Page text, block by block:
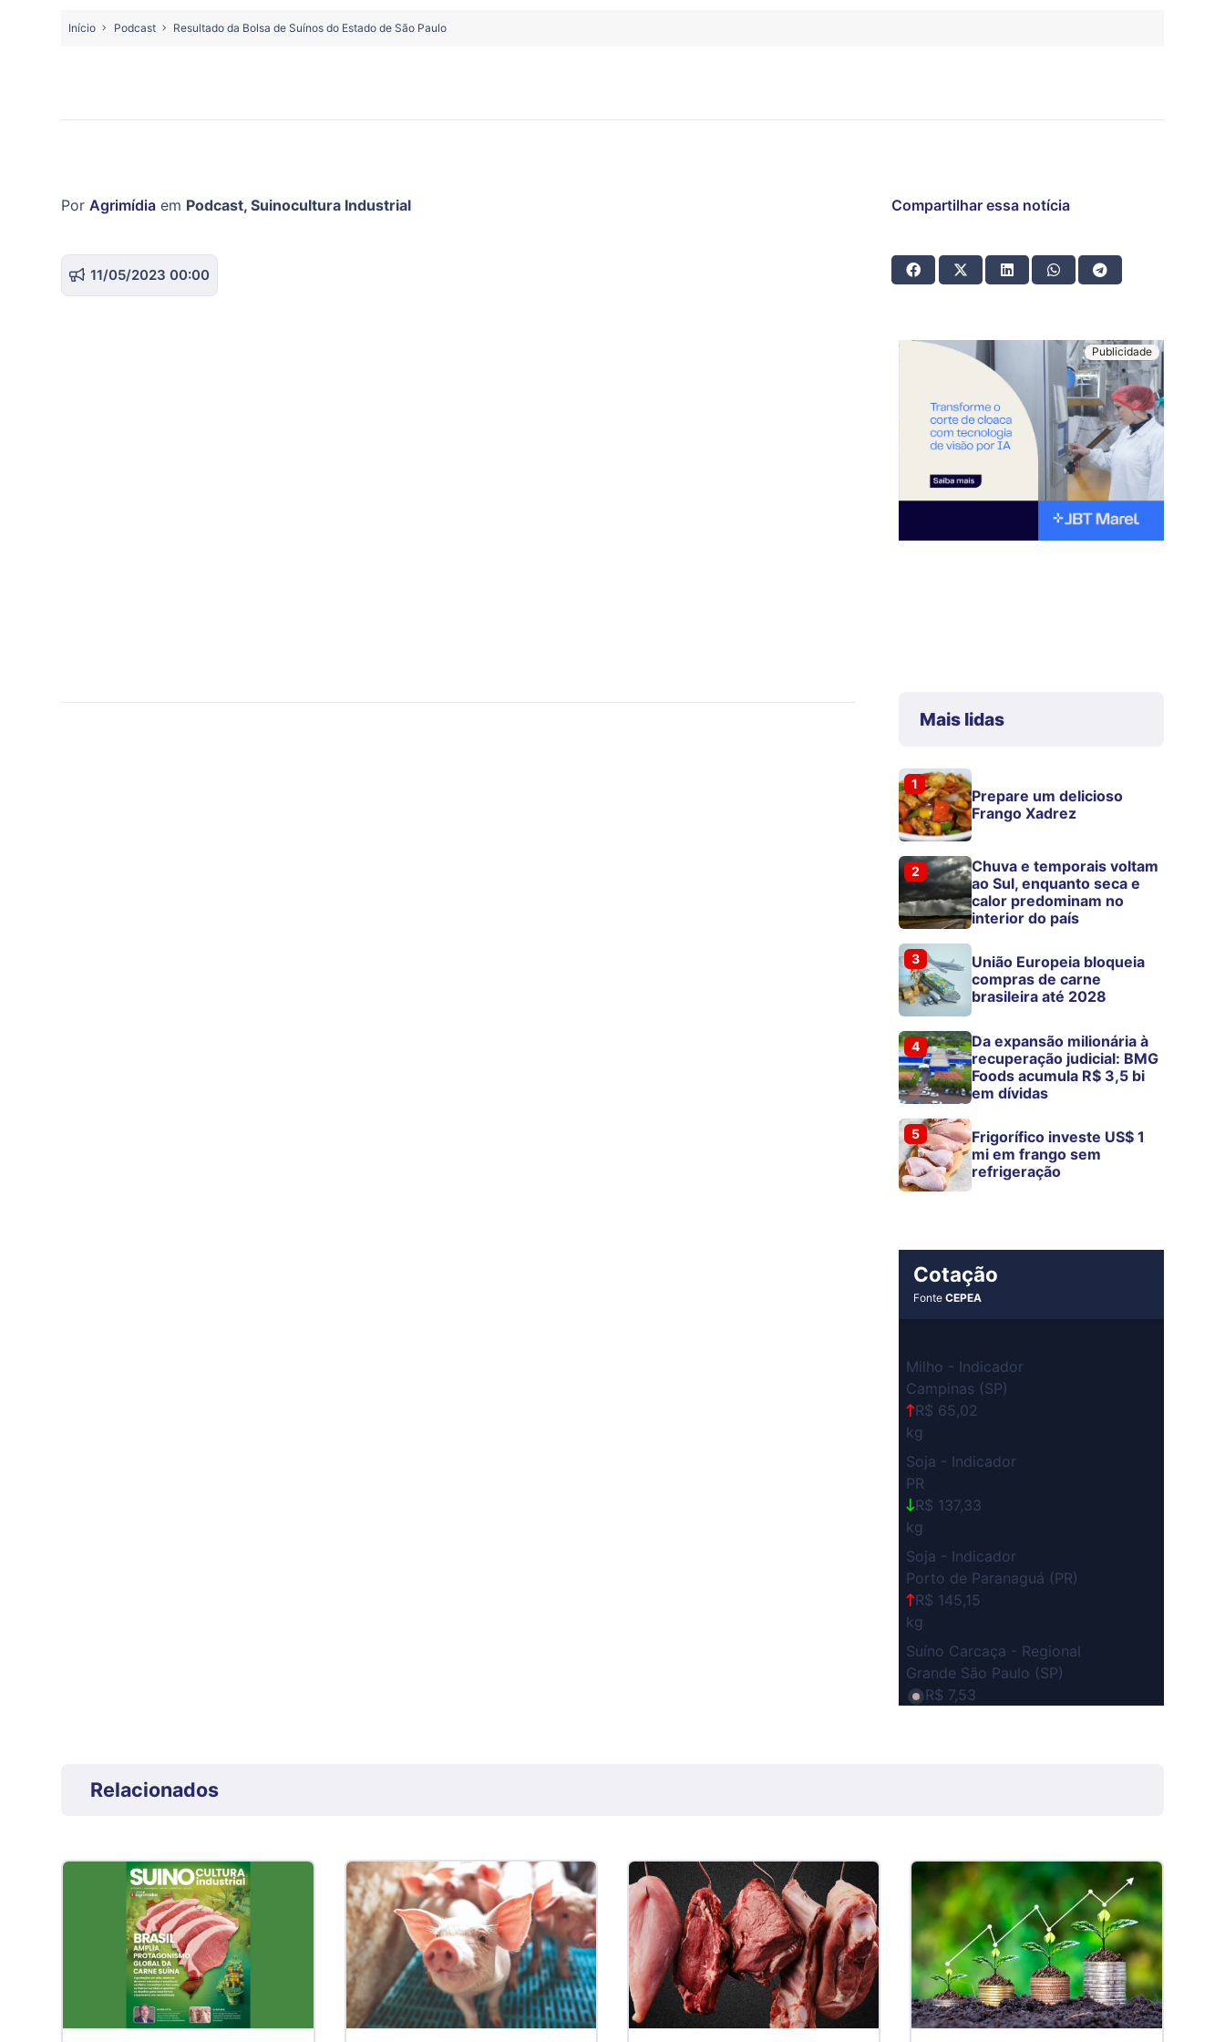
Início Podcast Resultado da Bolsa de Suínos do Estado de São Paulo
Por Agrimídia em Podcast, Suinocultura Industrial
11/05/2023 00:00
Compartilhar essa notícia
Mais lidas
1
Prepare um delicioso
Frango Xadrez
2
Chuva e temporais voltam
ao Sul, enquanto seca e
calor predominam no
interior do país
3
União Europeia bloqueia
compras de carne
brasileira até 2028
4
Da expansão milionária à
recuperação judicial: BMG
Foods acumula R$ 3,5 bi
em dívidas
5
Frigorífico investe US$ 1
mi em frango sem
refrigeração
Cotação
FonteCEPEA
Milho - Indicador
Campinas (SP)
R$ 65,02
kg
Soja - Indicador
PR
R$ 137,33
kg
Soja - Indicador
Porto de Paranaguá (PR)
R$ 145,15
kg
Suíno Carcaça - Regional
Grande São Paulo (SP)
R$ 7,53
MG
R$ 5,04
kg
Suíno - Estadual
PR
R$ 4,51
kg
Suíno - Estadual
Relacionados